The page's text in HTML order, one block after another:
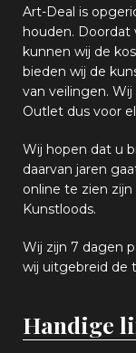
Art-Deal is
houden. Doordat
kunnen wij de
bieden wij de
van veilingen. Wij
Outlet dus voor
Wij hopen dat u
daarvan jaren
online te zien zijn
Kunstloods.
Wij zijn 7 dagen
wij uitgebreid de
Handige